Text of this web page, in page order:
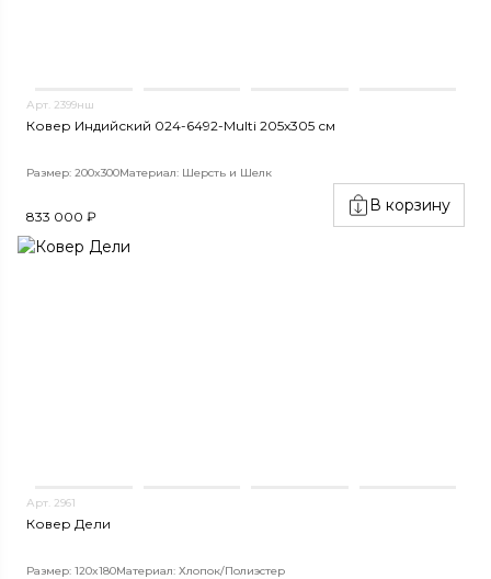
Арт. 2399нш
Ковер Индийский 024-6492-Multi 205x305 см
Размер: 200x300Материал: Шерсть и Шелк
833 000 ₽
В корзину
Арт. 2961
Ковер Дели
Размер: 120x180Материал: Хлопок/Полиэстер